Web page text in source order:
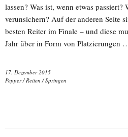
lassen? Was ist, wenn etwas passiert?
verunsichern? Auf der anderen Seite
besten Reiter im Finale – und diese
Jahr über in Form von Platzierungen
17. Dezember 2015
Pepper/Reiten /Springen